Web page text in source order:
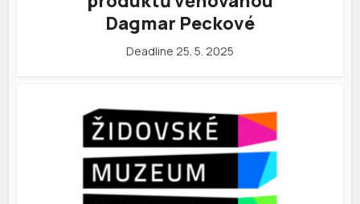
Dagmar Peckové
Deadline 25. 5. 2025